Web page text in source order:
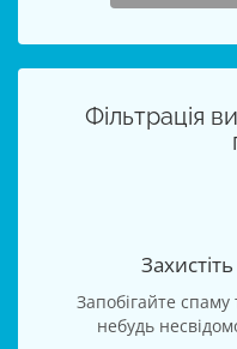
Фільтрація
Запобігайте
небудь